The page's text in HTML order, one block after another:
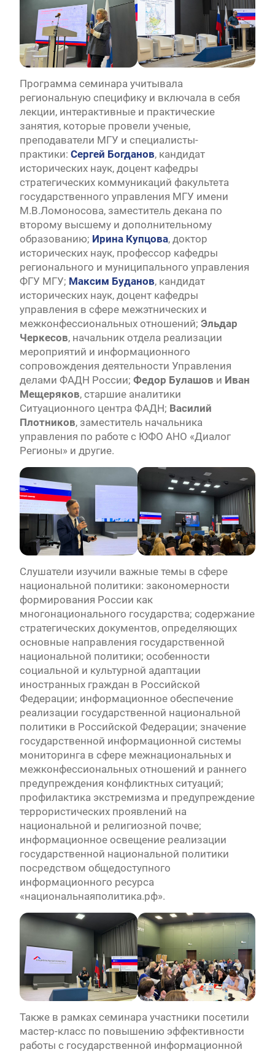
Программа семинара учитывала
региональную специфику и включала в себя
лекции, интерактивные и практические
занятия, которые провели ученые,
преподаватели МГУ и специалисты-
практики: Сергей Богданов, кандидат
исторических наук, доцент кафедры
стратегических коммуникаций факультета
государственного управления МГУ имени
М.В.Ломоносова, заместитель декана по
второму высшему и дополнительному
образованию; Ирина Купцова, доктор
исторических наук, профессор кафедры
регионального и муниципального управления
ФГУ МГУ; Максим Буданов, кандидат
исторических наук, доцент кафедры
управления в сфере межэтнических и
межконфессиональных отношений; Эльдар
Черкесов, начальник отдела реализации
мероприятий и информационного
сопровождения деятельности Управления
делами ФАДН России; Федор Булашов и Иван
Мещеряков, старшие аналитики
Ситуационного центра ФАДН; Василий
Плотников, заместитель начальника
управления по работе с ЮФО АНО «Диалог
Регионы» и другие.
Слушатели изучили важные темы в сфере
национальной политики: закономерности
формирования России как
многонационального государства; содержание
стратегических документов, определяющих
основные направления государственной
национальной политики; особенности
социальной и культурной адаптации
иностранных граждан в Российской
Федерации; информационное обеспечение
реализации государственной национальной
политики в Российской Федерации; значение
государственной информационной системы
мониторинга в сфере межнациональных и
межконфессиональных отношений и раннего
предупреждения конфликтных ситуаций;
профилактика экстремизма и предупреждение
террористических проявлений на
национальной и религиозной почве;
информационное освещение реализации
государственной национальной политики
посредством общедоступного
информационного ресурса
«национальнаяполитика.рф».
Также в рамках семинара участники посетили
мастер-класс по повышению эффективности
работы с государственной информационной